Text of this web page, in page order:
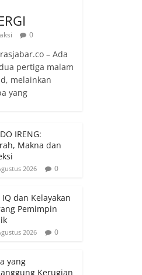
0
– Ada
pertiga malam
melainkan
yang
IRENG:
Makna dan
2026 0
IQ dan Kelayakan
Pemimpin
2026 0
yang
Kerugian